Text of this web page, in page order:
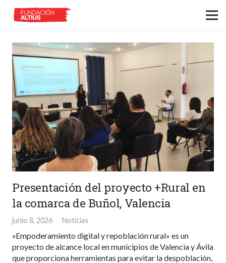
Presentación del proyecto +Rural en
la comarca de Buñol, Valencia
junio 8, 2026 Noticias
«Empoderamiento digital y repoblación rural» es un
proyecto de alcance local en municipios de Valencia y Ávila
que proporciona herramientas para evitar la despoblación,